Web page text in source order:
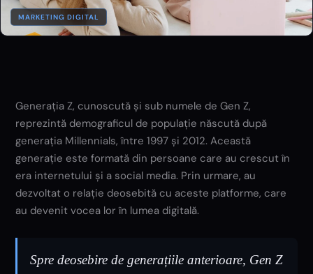
MARKETING DIGITAL
Generația Z, cunoscută și sub numele de Gen Z,
reprezintă demograficul de populație născută după
generația Millennials, între 1997 și 2012. Această
generație este formată din persoane care au crescut în
era internetului și a social media. Prin urmare, au
dezvoltat o relație deosebită cu aceste platforme, care
au devenit vocea lor în lumea digitală.
Spre deosebire de generațiile anterioare, Gen Z